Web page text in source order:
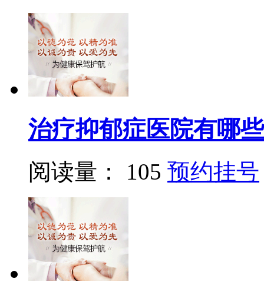
治疗抑郁症医院有哪
阅读量： 105 预约挂号